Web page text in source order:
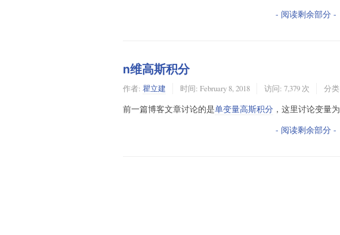
- 阅读剩余部分 -
n维高斯积分
作者: 瞿立建 时间: February 8, 2018 访问: 7,379 次 分
前一篇博客文章讨论的是单变量高斯积分 ，这里讨论变量为
- 阅读剩余部分 -